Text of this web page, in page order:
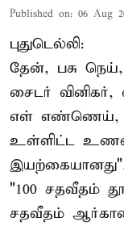
Published on: 06 Aug
புதுடெல்லி:
தேன், பசு
சைடர்
எள் எண்ணெய்,
உள்ளிட்ட
"100 சதவீதம்
சதவீதம்